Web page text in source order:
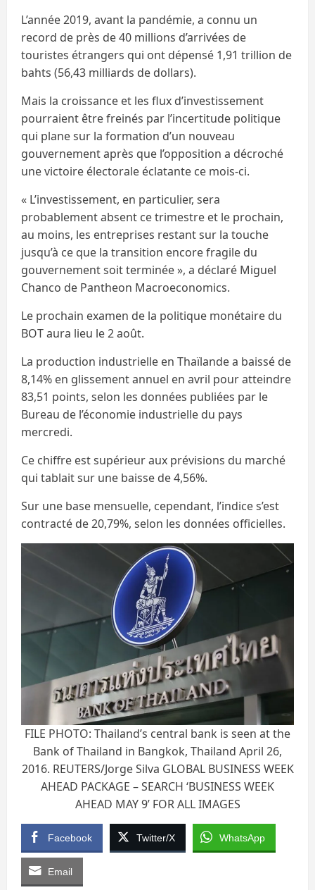
L’année 2019, avant la pandémie, a connu un
record de près de 40 millions d’arrivées de
touristes étrangers qui ont dépensé 1,91 trillion de
bahts (56,43 milliards de dollars).
Mais la croissance et les flux d’investissement
pourraient être freinés par l’incertitude politique
qui plane sur la formation d’un nouveau
gouvernement après que l’opposition a décroché
une victoire électorale éclatante ce mois-ci.
« L’investissement, en particulier, sera
probablement absent ce trimestre et le prochain,
au moins, les entreprises restant sur la touche
jusqu’à ce que la transition encore fragile du
gouvernement soit terminée », a déclaré Miguel
Chanco de Pantheon Macroeconomics.
Le prochain examen de la politique monétaire du
BOT aura lieu le 2 août.
La production industrielle en Thaïlande a baissé de
8,14% en glissement annuel en avril pour atteindre
83,51 points, selon les données publiées par le
Bureau de l’économie industrielle du pays
mercredi.
Ce chiffre est supérieur aux prévisions du marché
qui tablait sur une baisse de 4,56%.
Sur une base mensuelle, cependant, l’indice s’est
contracté de 20,79%, selon les données officielles.
FILE PHOTO: Thailand’s central bank is seen at the
Bank of Thailand in Bangkok, Thailand April 26,
2016. REUTERS/Jorge Silva GLOBAL BUSINESS WEEK
AHEAD PACKAGE – SEARCH ‘BUSINESS WEEK
AHEAD MAY 9’ FOR ALL IMAGES
Facebook Twitter/X WhatsApp
Email